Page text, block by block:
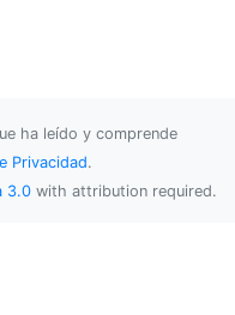
ha leído y comprende
Privacidad.
3.0 with attribution required.